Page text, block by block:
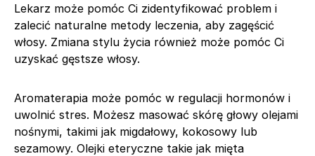
Lekarz może pomóc Ci zidentyfikować problem i
zalecić naturalne metody leczenia, aby zagęścić
włosy. Zmiana stylu życia również może pomóc Ci
uzyskać gęstsze włosy.
Aromaterapia może pomóc w regulacji hormonów i
uwolnić stres. Możesz masować skórę głowy olejami
nośnymi, takimi jak migdałowy, kokosowy lub
sezamowy. Olejki eteryczne takie jak mięta